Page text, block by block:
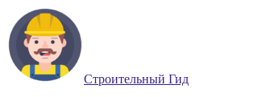
Строительный Гид